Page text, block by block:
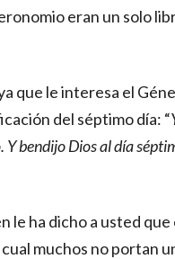
eran un solo
que le interesa el
del séptimo día: “
Y bendijo Dios al día
le ha dicho a usted
cual muchos no portan